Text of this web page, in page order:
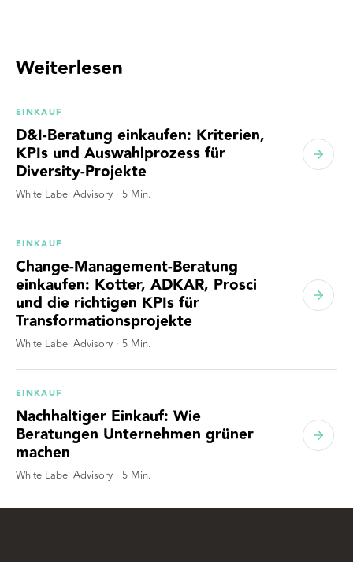
Weiterlesen
EINKAUF
D&I-Beratung einkaufen: Kriterien,
KPIs und Auswahlprozess für
Diversity-Projekte
White Label Advisory · 5 Min.
EINKAUF
Change-Management-Beratung
einkaufen: Kotter, ADKAR, Prosci
und die richtigen KPIs für
Transformationsprojekte
White Label Advisory · 5 Min.
EINKAUF
Nachhaltiger Einkauf: Wie
Beratungen Unternehmen grüner
machen
White Label Advisory · 5 Min.